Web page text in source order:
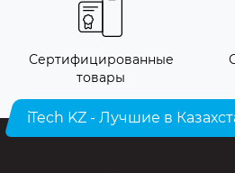
Сертифицированные
товары
iTech KZ - Лучшие в